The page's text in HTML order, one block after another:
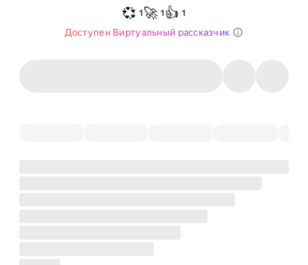
💞 1 🚀 1 👍 1
Доступен Виртуальный рассказчик